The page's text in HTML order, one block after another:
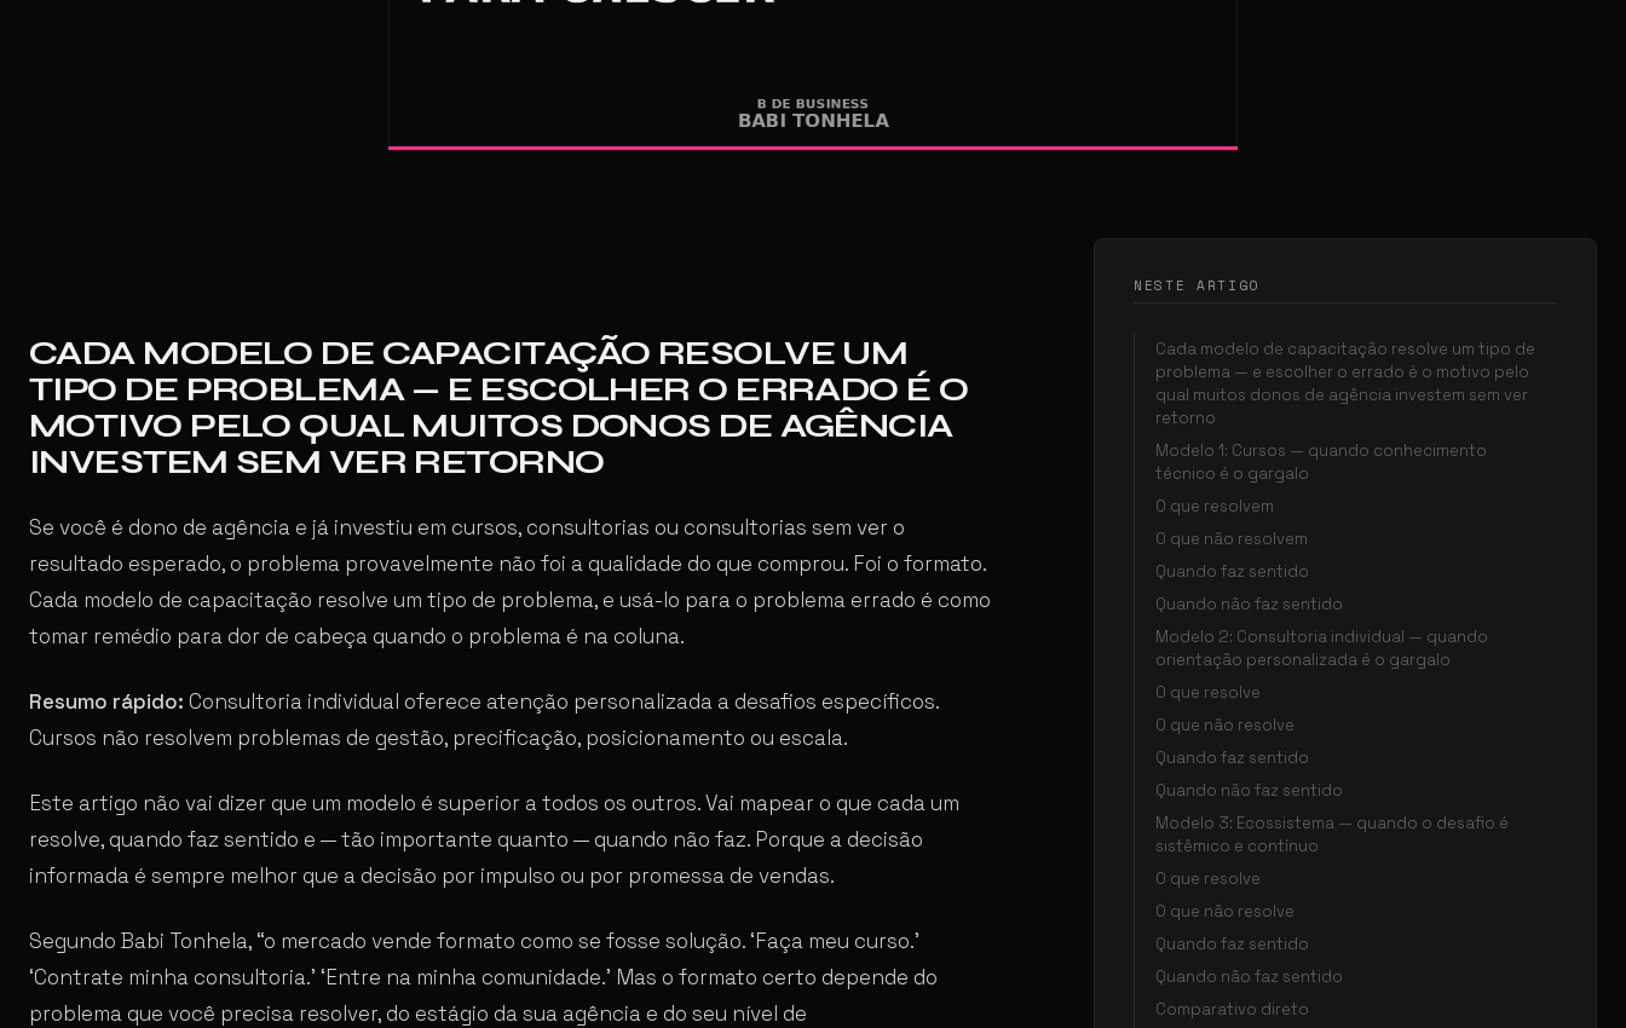
CADA MODELO DE CAPACITAÇÃO RESOLVE UM
TIPO DE PROBLEMA — E ESCOLHER O ERRADO É O
MOTIVO PELO QUAL MUITOS DONOS DE AGÊNCIA
INVESTEM SEM VER RETORNO
Se você é dono de agência e já investiu em cursos, consultorias ou consultorias sem ver o
resultado esperado, o problema provavelmente não foi a qualidade do que comprou. Foi o formato.
Cada modelo de capacitação resolve um tipo de problema, e usá-lo para o problema errado é como
tomar remédio para dor de cabeça quando o problema é na coluna.
Resumo rápido: Consultoria individual oferece atenção personalizada a desafios específicos.
Cursos não resolvem problemas de gestão, precificação, posicionamento ou escala.
Este artigo não vai dizer que um modelo é superior a todos os outros. Vai mapear o que cada um
resolve, quando faz sentido e — tão importante quanto — quando não faz. Porque a decisão
informada é sempre melhor que a decisão por impulso ou por promessa de vendas.
Segundo Babi Tonhela, “o mercado vende formato como se fosse solução. ‘Faça meu curso.’
‘Contrate minha consultoria.’ ‘Entre na minha comunidade.’ Mas o formato certo depende do
problema que você precisa resolver, do estágio da sua agência e do seu nível de
NESTE ARTIGO
Cada modelo de capacitação resolve um tipo de
problema — e escolher o errado é o motivo pelo
qual muitos donos de agência investem sem ver
retorno
Modelo 1: Cursos — quando conhecimento
técnico é o gargalo
O que resolvem
O que não resolvem
Quando faz sentido
Quando não faz sentido
Modelo 2: Consultoria individual — quando
orientação personalizada é o gargalo
O que resolve
O que não resolve
Quando faz sentido
Quando não faz sentido
Modelo 3: Ecossistema — quando o desafio é
sistêmico e contínuo
O que resolve
O que não resolve
Quando faz sentido
Quando não faz sentido
Comparativo direto